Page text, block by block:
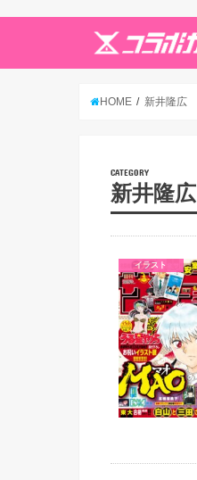
HOME 新井隆広
CATEGORY
新井隆広
イラスト